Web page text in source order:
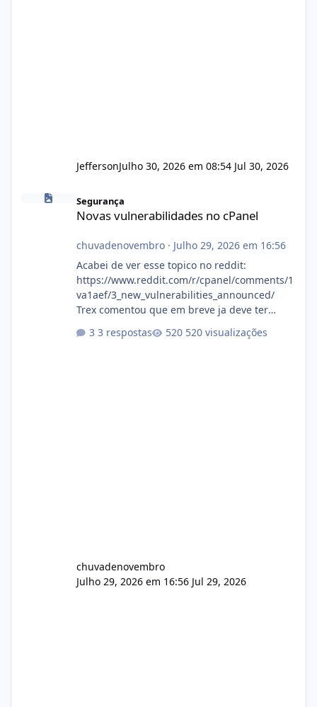
JeffersonJulho 30, 2026 em 08:54 Jul 30, 2026
Novas vulnerabilidades no cPanel
Segurança
Novas vulnerabilidades no cPanel
chuvadenovembro· Julho 29, 2026 em 16:56
Acabei de ver esse topico no reddit:
https://www.reddit.com/r/cpanel/comments/1
va1aef/3_new_vulnerabilities_announced/
Trex comentou que em breve ja deve ter
3 respostas 520 visualizações
chuvadenovembro
Julho 29, 2026 em 16:56 Jul 29, 2026